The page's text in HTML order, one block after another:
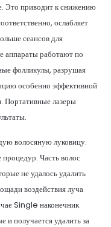
Это приводит к снижению
ослабляет
сеансов для
аппараты работают по
фолликулы, разрушая
особенно эффективной
Портативные лазеры
волосяную луковицу.
процедур. Часть волос
не удалось удалить
воздействия луча
Single наконечник
и получается удалить за